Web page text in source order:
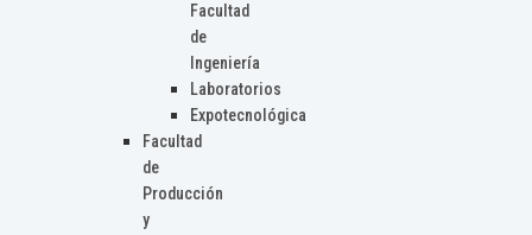
Facultad
de
Ingeniería
Laboratorios
Expotecnológica
Facultad
de
Producción
y